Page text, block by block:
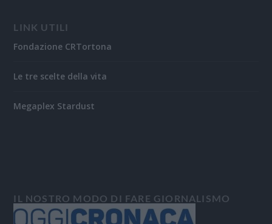
LINK UTILI
Fondazione CRTortona
Le tre scelte della vita
Megaplex Stardust
IL NOSTRO MODO DI FARE GIORNALISMO